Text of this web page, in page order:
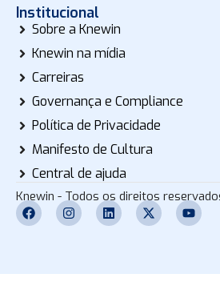
Institucional
Sobre a Knewin
Knewin na mídia
Carreiras
Governança e Compliance
Política de Privacidade
Manifesto de Cultura
Central de ajuda
Knewin - Todos os direitos